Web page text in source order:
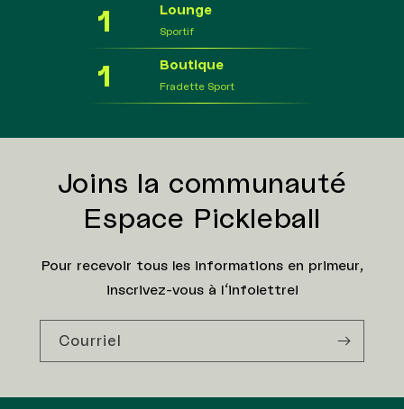
1 Lounge
Sportif
1 Boutique
Fradette Sport
Joins la communauté
Espace Pickleball
Pour recevoir tous les informations en primeur,
inscrivez-vous à l'infolettre!
Courriel